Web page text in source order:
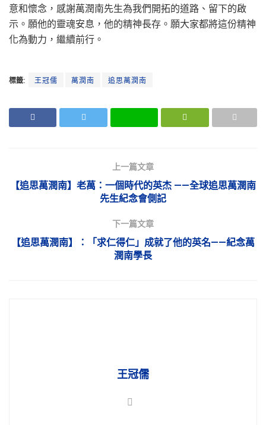
意和懷念，感謝萬潤南先生為我們開拓的道路、留下的啟
示。願他的靈魂安息，他的精神長存。願大家都將這份精神
化為動力，繼續前行。
標籤: 王冠儒 萬潤南 追思萬潤南
上一篇文章
【追思萬潤南】老萬：一個時代的英杰 ——全球追思萬潤南
先生紀念會側記
下一篇文章
【追思萬潤南】：「求仁得仁」成就了他的英名——紀念萬
潤南學長
王冠儒